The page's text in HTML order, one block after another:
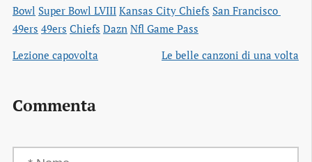
Bowl Super Bowl LVIII Kansas City Chiefs San Francisco
49ers 49ers Chiefs Dazn Nfl Game Pass
Lezione capovolta
Le belle canzoni di una volta
Commenta